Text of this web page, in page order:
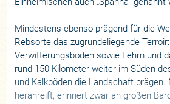
Mindestens ebenso prägend für die
Rebsorte das zugrundeliegende
Verwitterungsböden sowie Lehm und
rund 150 Kilometer weiter im Süden
und Kalkböden die Landschaft prägen.
heranreift, erinnert zwar an großen